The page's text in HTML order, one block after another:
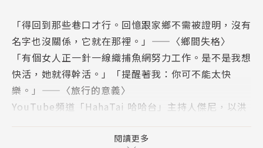
「得回到那些巷口才行。回憶跟家鄉不需被證明，沒有
名字也沒關係，它就在那裡。」——〈鄉間失格〉
「有個女人正一針一線織捕魚網努力工作。是不是我想
快活，她就得幹活。」「提醒著我：你可不能太快
樂。」——〈旅行的意義〉
YouTube頻道「HahaTai 哈哈台」主持人傑尼，以洪
出身彰化海線芳苑的洪倪，記述在那個看似「什麼都沒
閱讀更多